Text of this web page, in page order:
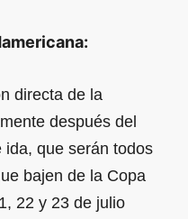
directa de la
después del
ida, que serán todos
bajen de la Copa
22 y 23 de julio